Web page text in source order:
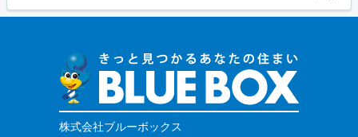
株式会社ブルーボックス